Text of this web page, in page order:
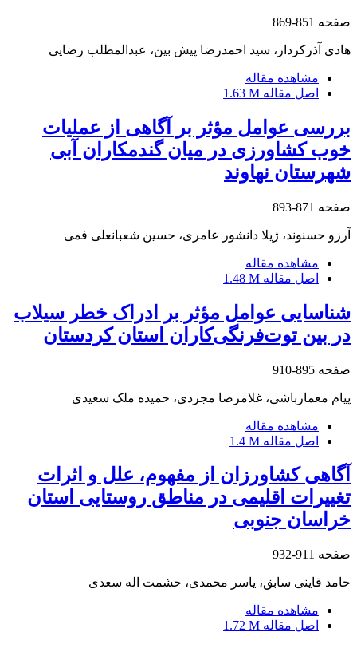
صفحه 851-869
هادی آذرکردار، سید احمدرضا پیش بین، عبدالمطلب رضایی
مشاهده مقاله
اصل مقاله 1.63 M
بررسی عوامل مؤثر بر آگاهی از عملیات
خوب کشاورزی در میان گندمکاران آبی
شهرستان نهاوند
صفحه 871-893
آرزو حسنوند، ژیلا دانشور عامری، حسین شعبانعلی فمی
مشاهده مقاله
اصل مقاله 1.48 M
شناسایی عوامل مؤثر بر ادراک خطر سیلاب
در بین توت‌فرنگی‌کاران استان کردستان
صفحه 895-910
پیام معمارباشی، غلامرضا مجردی، حمیده ملک سعیدی
مشاهده مقاله
اصل مقاله 1.4 M
آگاهی کشاورزان از مفهوم، علل و اثرات
تغییرات اقلیمی در مناطق روستایی استان
خراسان جنوبی
صفحه 911-932
حامد قاینی سابق، یاسر محمدی، حشمت اله سعدی
مشاهده مقاله
اصل مقاله 1.72 M